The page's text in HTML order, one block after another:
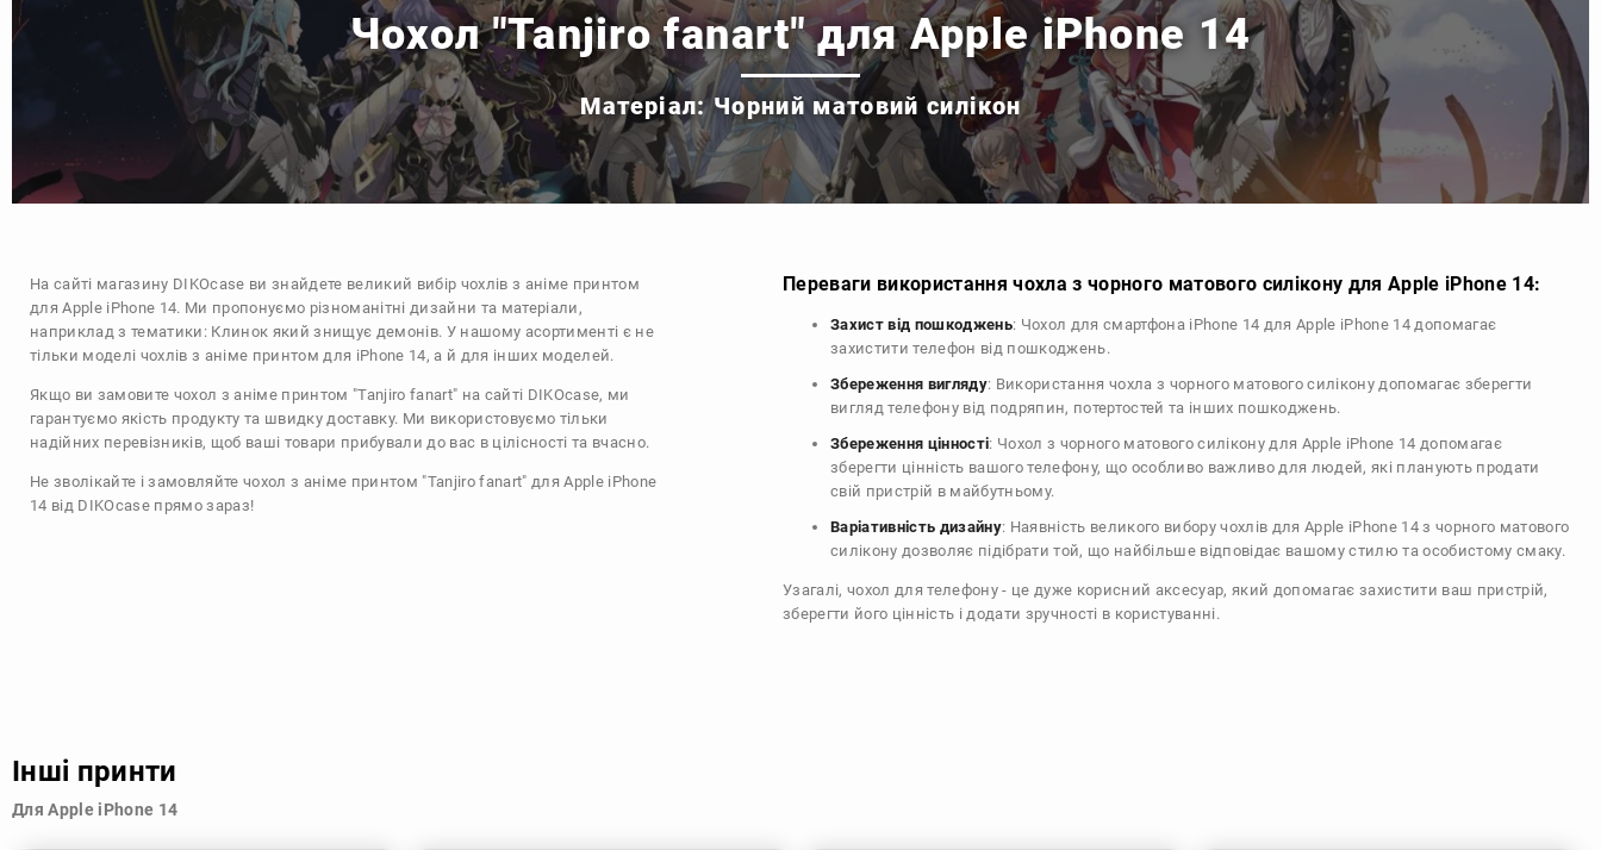
Чохол "Tanjiro fanart" для Apple iPhone 14
Матеріал: Чорний матовий силікон
На сайті магазину DIKOcase ви знайдете великий вибір чохлів з аніме принтом
для Apple iPhone 14. Ми пропонуємо різноманітні дизайни та матеріали,
наприклад з тематики: Клинок який знищує демонів. У нашому асортименті є не
тільки моделі чохлів з аніме принтом для iPhone 14, а й для інших моделей.
Якщо ви замовите чохол з аніме принтом "Tanjiro fanart" на сайті DIKOcase, ми
гарантуємо якість продукту та швидку доставку. Ми використовуємо тільки
надійних перевізників, щоб ваші товари прибували до вас в цілісності та вчасно.
Не зволікайте і замовляйте чохол з аніме принтом "Tanjiro fanart" для Apple iPhone
14 від DIKOcase прямо зараз!
Переваги використання чохла з чорного матового силікону для Apple iPhone 14:
Захист від пошкоджень: Чохол для смартфона iPhone 14 для Apple iPhone 14 допомагає
захистити телефон від пошкоджень.
Збереження вигляду: Використання чохла з чорного матового силікону допомагає зберегти
вигляд телефону від подряпин, потертостей та інших пошкоджень.
Збереження цінності: Чохол з чорного матового силікону для Apple iPhone 14 допомагає
зберегти цінність вашого телефону, що особливо важливо для людей, які планують продати
свій пристрій в майбутньому.
Варіативність дизайну: Наявність великого вибору чохлів для Apple iPhone 14 з чорного матового
силікону дозволяє підібрати той, що найбільше відповідає вашому стилю та особистому смаку.
Узагалі, чохол для телефону - це дуже корисний аксесуар, який допомагає захистити ваш пристрій,
зберегти його цінність і додати зручності в користуванні.
Інші принти
Для Apple iPhone 14